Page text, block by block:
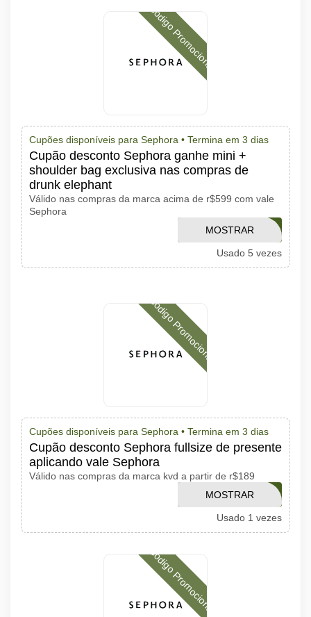
Código Promocional
Cupões disponíveis para Sephora • Termina em 3 dias
Cupão desconto Sephora ganhe mini +
shoulder bag exclusiva nas compras de
drunk elephant
Válido nas compras da marca acima de r$599 com vale
Sephora
VERAODRUNK
MOSTRAR
CÓDIGO
Usado 5 vezes
Código Promocional
Cupões disponíveis para Sephora • Termina em 3 dias
Cupão desconto Sephora fullsize de presente
aplicando vale Sephora
Válido nas compras da marca kvd a partir de r$189
AMOKVD
MOSTRAR
CÓDIGO
Usado 1 vezes
Código Promocional